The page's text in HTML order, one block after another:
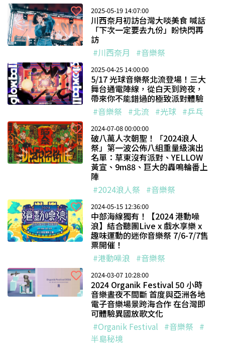
2025-05-19 14:07:00
川西奈月初訪台灣大啖美食 喊話
「下次一定要去九份」盼快閃再
訪
#川西奈月
#音樂祭
2025-04-25 14:00:00
5/17 光球音樂祭北流登場！三大
舞台通電陣線，從白天到跨夜，
帶來你不能錯過的極致派對體驗
#音樂祭 #北流 #光球 #乒乓
2024-07-08 00:00:00
破八萬人次朝聖！「2024浪人
祭」第一波公佈八組重量級演出
名單：草東沒有派對、YELLOW
黃宣、9m88、巨大的轟鳴輪番上
陣
#2024浪人祭 #音樂祭
2024-05-15 12:36:00
中部海線獨有！【2024 港動噪
浪】結合聽團Live x 戲水享樂 x
趣味運動的迷你音樂祭 7/6-7/7售
票開催！
#港動噪浪
#音樂祭
2024-03-07 10:28:00
2024 Organik Festival 50 ⼩時
音樂晝夜不間斷 首度與亞洲各地
電子音樂場景跨海合作 在台灣即
可體驗異國放歌⽂化
#Organik Festival #音樂祭 #
半島秘境